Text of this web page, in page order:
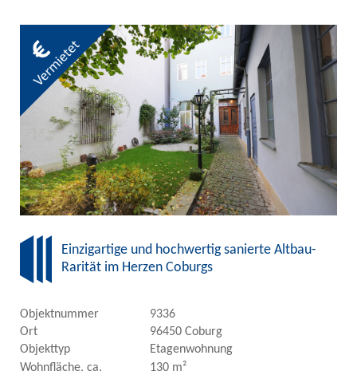
Einzigartige und hochwertig sanierte Altbau-
Rarität im Herzen Coburgs
Objektnummer
9336
Ort
96450 Coburg
Objekttyp
Etagenwohnung
Wohnfläche, ca.
130 m²